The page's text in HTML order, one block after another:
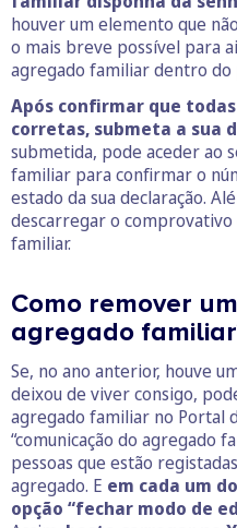
houver um elemento que
o mais breve possível para
agregado familiar dentro do
Após confirmar que
corretas, submeta a sua
submetida, pode aceder ao
familiar para confirmar o
estado da sua declaração.
descarregar o comprovativo
familiar.
Como remover
agregado
Se, no ano anterior, houve
deixou de viver consigo,
agregado familiar no Portal
“comunicação do agregado
pessoas que estão
agregado. E em cada um
opção “fechar modo de